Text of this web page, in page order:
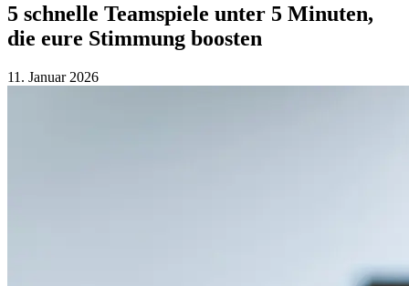
5 schnelle Teamspiele unter 5 Minuten,
die eure Stimmung boosten
11. Januar 2026